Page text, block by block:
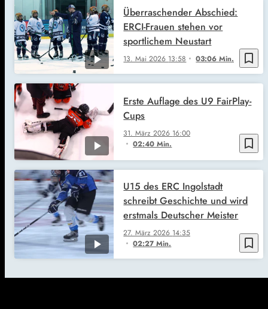
bookmark_border
13. Mai 2026 13:58 03:06 Min.
Überraschender Abschied:
ERCI-Frauen stehen vor
sportlichem Neustart
bookmark_border
31. März 2026 16:00
02:40 Min.
Erste Auflage des U9 FairPlay-
Cups
bookmark_border
27. März 2026 14:35
02:27 Min.
U15 des ERC Ingolstadt
schreibt Geschichte und wird
erstmals Deutscher Meister